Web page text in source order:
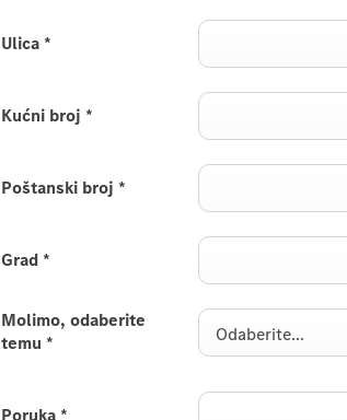
Ulica *
Kućni broj *
Poštanski broj *
Grad *
Molimo, odaberite
temu * Odaberite...
Poruka *